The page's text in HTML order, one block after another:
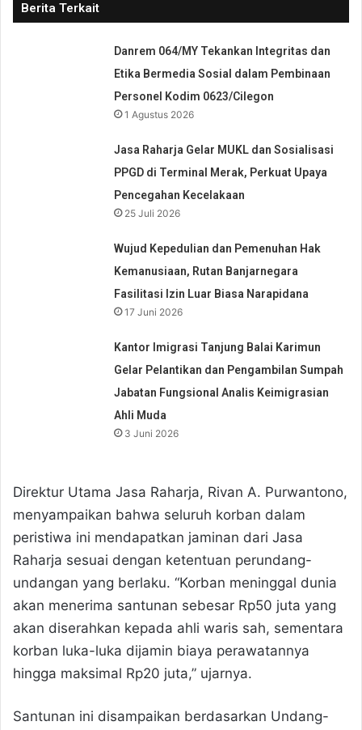
Berita Terkait
Danrem 064/MY Tekankan Integritas dan
Etika Bermedia Sosial dalam Pembinaan
Personel Kodim 0623/Cilegon
1 Agustus 2026
Jasa Raharja Gelar MUKL dan Sosialisasi
PPGD di Terminal Merak, Perkuat Upaya
Pencegahan Kecelakaan
25 Juli 2026
Wujud Kepedulian dan Pemenuhan Hak
Kemanusiaan, Rutan Banjarnegara
Fasilitasi Izin Luar Biasa Narapidana
17 Juni 2026
Kantor Imigrasi Tanjung Balai Karimun
Gelar Pelantikan dan Pengambilan Sumpah
Jabatan Fungsional Analis Keimigrasian
Ahli Muda
3 Juni 2026
Direktur Utama Jasa Raharja, Rivan A. Purwantono,
menyampaikan bahwa seluruh korban dalam
peristiwa ini mendapatkan jaminan dari Jasa
Raharja sesuai dengan ketentuan perundang-
undangan yang berlaku. “Korban meninggal dunia
akan menerima santunan sebesar Rp50 juta yang
akan diserahkan kepada ahli waris sah, sementara
korban luka-luka dijamin biaya perawatannya
hingga maksimal Rp20 juta,” ujarnya.
Santunan ini disampaikan berdasarkan Undang-